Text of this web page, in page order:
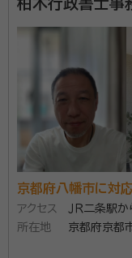
京都府八幡市に対
アクセス
ＪＲ二条駅
所在地
京都府京都